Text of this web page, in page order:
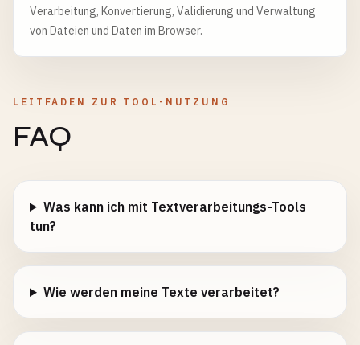
Verarbeitung, Konvertierung, Validierung und Verwaltung
von Dateien und Daten im Browser.
LEITFADEN ZUR TOOL-NUTZUNG
FAQ
Was kann ich mit Textverarbeitungs-Tools
tun?
Wie werden meine Texte verarbeitet?